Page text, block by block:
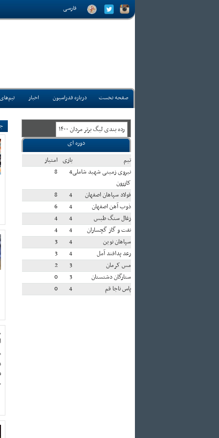
فارسی
صفحه نخست درباره فدراسیون اخبار
رده بندی ليگ برتر مردان ۱۴۰۰
دوره ای
تيم
بازی امتياز
نیروی زمینی شهید شاملی
کازرون
4
8
فولاد سپاهان اصفهان 4
8
ذوب آهن اصفهان
4
6
زغال سنگ طبس
4
4
نفت و گاز گچساران
4
4
سپاهان نوین
4
3
رعد پدافند آمل
4
3
مس کرمان
3
2
ستارگان دشتستان
3
0
پاس ناجا قم
4
0